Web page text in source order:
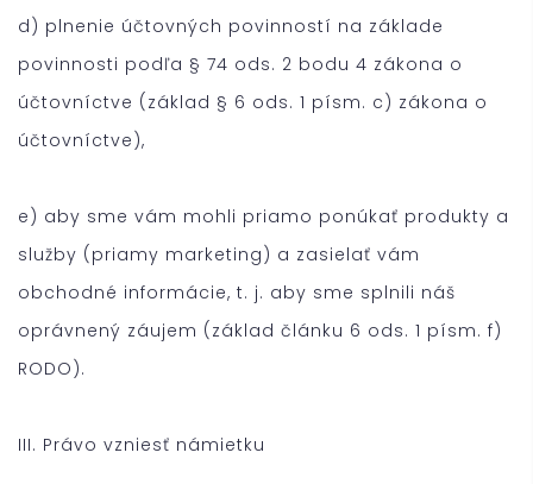
d) plnenie účtovných povinností na základe
povinnosti podľa § 74 ods. 2 bodu 4 zákona o
účtovníctve (základ § 6 ods. 1 písm. c) zákona o
účtovníctve),
e) aby sme vám mohli priamo ponúkať produkty a
služby (priamy marketing) a zasielať vám
obchodné informácie, t. j. aby sme splnili náš
oprávnený záujem (základ článku 6 ods. 1 písm. f)
RODO).
III. Právo vzniesť námietku